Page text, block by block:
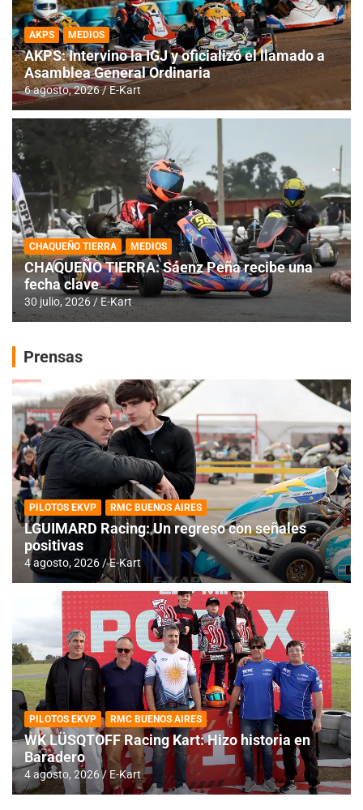
AKPS MEDIOS
AKPS: Intervino la IGJ y oficializó el llamado a
Asamblea General Ordinaria
6 agosto, 2026 E-Kart
CHAQUEÑO TIERRA MEDIOS
CHAQUEÑO TIERRA: Sáenz Peña recibe una
fecha clave
30 julio, 2026 E-Kart
Prensas
PILOTOS EKVP RMC BUENOS AIRES
LGUIMARD Racing: Un regreso con señales
positivas
4 agosto, 2026 E-Kart
PILOTOS EKVP RMC BUENOS AIRES
WK LÜSQTOFF Racing Kart: Hizo historia en
Baradero
4 agosto, 2026 E-Kart